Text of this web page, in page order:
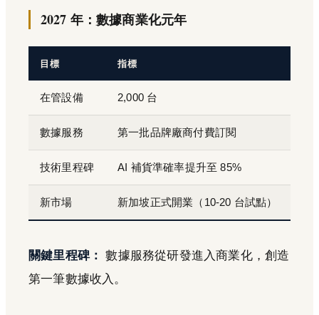
2027 年：數據商業化元年
目標 指標
在管設備 2,000 台
數據服務 第一批品牌廠商付費訂閱
技術里程碑 AI 補貨準確率提升至 85%
新市場 新加坡正式開業（10-20 台試點）
關鍵里程碑： 數據服務從研發進入商業化，創造
第一筆數據收入。